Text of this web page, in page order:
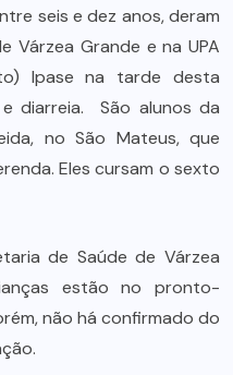
seis e dez anos, deram
Grande e na UPA
Ipase na tarde desta
diarreia. São alunos da
no São Mateus, que
Eles cursam o sexto
de Saúde de Várzea
estão no pronto-
não há confirmado do